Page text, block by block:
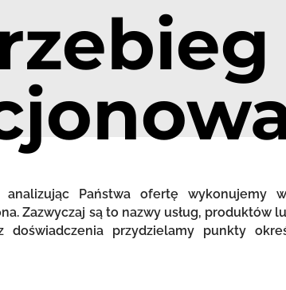
Państwa ofertę wykonujemy
Zazwyczaj są to nazwy usług, produktów
przydzielamy punkty